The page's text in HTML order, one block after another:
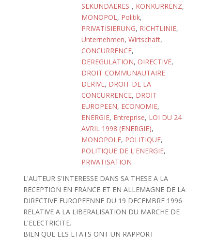
SEKUNDAERES-, KONKURRENZ,
MONOPOL, Politik,
PRIVATISIERUNG, RICHTLINIE,
Unternehmen, Wirtschaft,
CONCURRENCE,
DEREGULATION, DIRECTIVE,
DROIT COMMUNAUTAIRE
DERIVE, DROIT DE LA
CONCURRENCE, DROIT
EUROPEEN, ECONOMIE,
ENERGIE, Entreprise, LOI DU 24
AVRIL 1998 (ENERGIE),
MONOPOLE, POLITIQUE,
POLITIQUE DE L'ENERGIE,
PRIVATISATION
L'AUTEUR S'INTERESSE DANS SA THESE A LA
RECEPTION EN FRANCE ET EN ALLEMAGNE DE LA
DIRECTIVE EUROPEENNE DU 19 DECEMBRE 1996
RELATIVE A LA LIBERALISATION DU MARCHE DE
L'ELECTRICITE.
BIEN QUE LES ETATS ONT UN RAPPORT